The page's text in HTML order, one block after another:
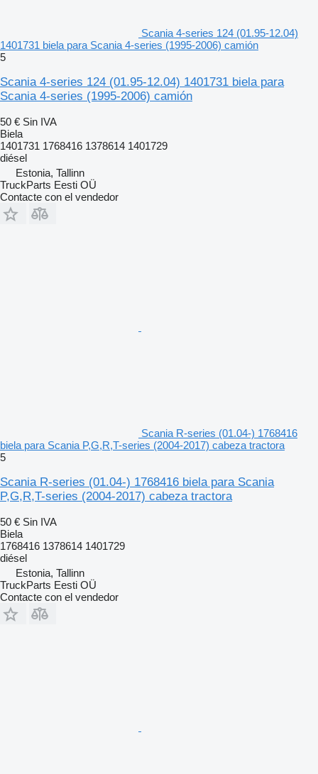
Scania 4-series 124 (01.95-12.04)
1401731 biela para Scania 4-series (1995-2006) camión
5
Scania 4-series 124 (01.95-12.04) 1401731 biela para
Scania 4-series (1995-2006) camión
50 € Sin IVA
Biela
1401731 1768416 1378614 1401729
diésel
Estonia, Tallinn
TruckParts Eesti OÜ
Contacte con el vendedor
Scania R-series (01.04-) 1768416
biela para Scania P,G,R,T-series (2004-2017) cabeza tractora
5
Scania R-series (01.04-) 1768416 biela para Scania
P,G,R,T-series (2004-2017) cabeza tractora
50 € Sin IVA
Biela
1768416 1378614 1401729
diésel
Estonia, Tallinn
TruckParts Eesti OÜ
Contacte con el vendedor